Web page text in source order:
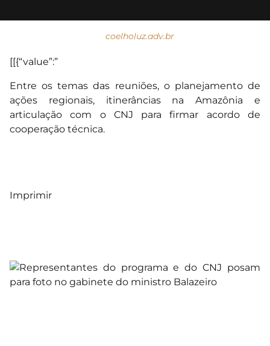
coelholuz.adv.br
[[{“value”:”
Entre os temas das reuniões, o planejamento de
ações regionais, itinerâncias na Amazônia e
articulação com o CNJ para firmar acordo de
cooperação técnica.
Imprimir